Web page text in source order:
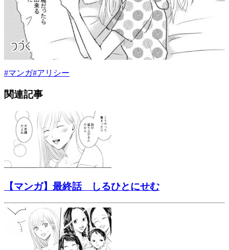
#マンガ#アリシー
関連記事
【マンガ】最終話 しるひとにせむ